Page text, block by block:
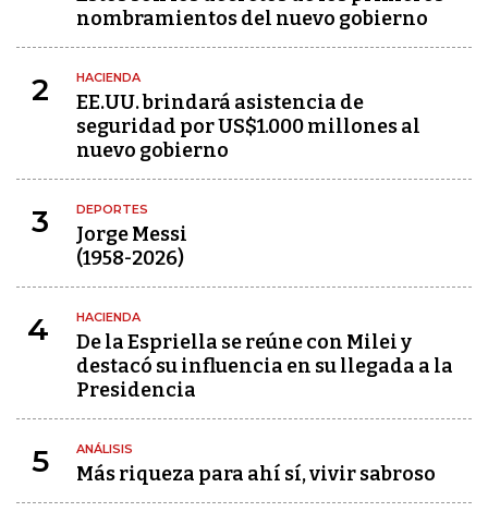
nombramientos del nuevo gobierno
2 HACIENDA
EE.UU. brindará asistencia de
seguridad por US$1.000 millones al
nuevo gobierno
3 DEPORTES
Jorge Messi
(1958-2026)
4 HACIENDA
De la Espriella se reúne con Milei y
destacó su influencia en su llegada a la
Presidencia
5 ANÁLISIS
Más riqueza para ahí sí, vivir sabroso